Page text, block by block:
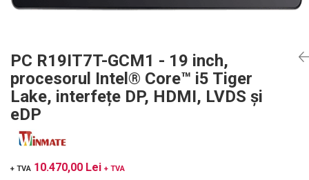
Măsurători termoviziune
Vibrometre
Analizoare achiziții de date
Condiționere
Anemometre
Sonometre
Alte echipamente de măsurare
Calibratoare
Măsurători termoviziune
Software
Analizoare achiziții de date
Condiționere
Elevatoare mobile
Platforme de ridicare cu boghiuri
Platouri rotative
Echipamente pentru operații de
sudură
Boghiuri de cale ferată
Alte utilaje feroviare
Senzori de forță
Accelerometre IEPE triaxiale
Traductoare vibratii 4-20 mA
Traductoare ICP de viteză de vibrații
Senzori de vibrații cu fir
Senzori piezoelectrici
Microfoane de măsurare
VibraSens
Winmate
Mectron
Lunitek
ZAGRO
PC R19IT7T-GCM1 - 19 inch,
procesorul Intel® Core™ i5 Tiger
Lake, interfețe DP, HDMI, LVDS și
eDP
+ TVA 10.470,00 Lei + TVA